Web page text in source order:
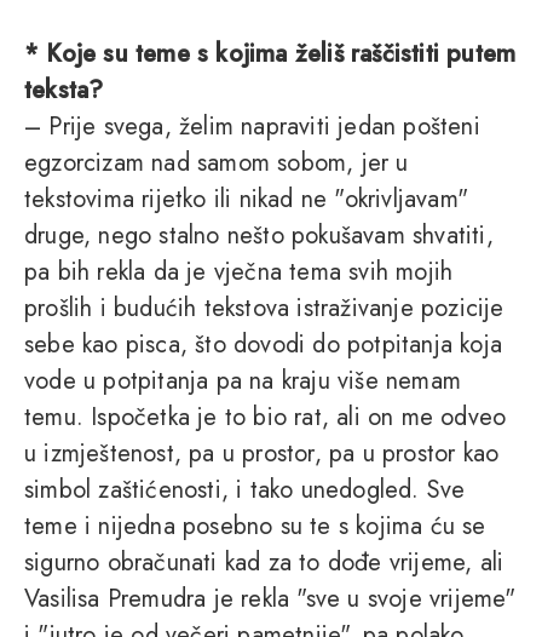
* Koje su teme s kojima želiš raščistiti putem
teksta?
– Prije svega, želim napraviti jedan pošteni
egzorcizam nad samom sobom, jer u
tekstovima rijetko ili nikad ne "okrivljavam"
druge, nego stalno nešto pokušavam shvatiti,
pa bih rekla da je vječna tema svih mojih
prošlih i budućih tekstova istraživanje pozicije
sebe kao pisca, što dovodi do potpitanja koja
vode u potpitanja pa na kraju više nemam
temu. Ispočetka je to bio rat, ali on me odveo
u izmještenost, pa u prostor, pa u prostor kao
simbol zaštićenosti, i tako unedogled. Sve
teme i nijedna posebno su te s kojima ću se
sigurno obračunati kad za to dođe vrijeme, ali
Vasilisa Premudra je rekla "sve u svoje vrijeme"